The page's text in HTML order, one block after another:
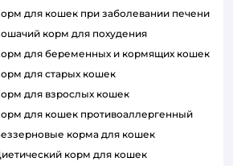
корм для кошек при заболевании печени
кошачий корм для похудения
корм для беременных и кормящих кошек
корм для старых кошек
корм для взрослых кошек
корм для кошек противоаллергенный
беззерновые корма для кошек
диетический корм для кошек